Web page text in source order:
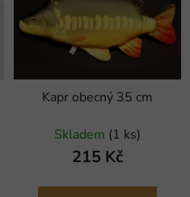
Kapr obecný 35 cm
Skladem (1 ks)
215 Kč